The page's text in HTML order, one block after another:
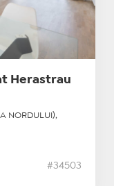
Herastrau
NORDULUI),
#34503